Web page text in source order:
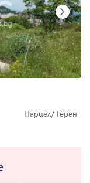
Парцел/Терен